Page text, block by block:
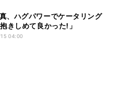
、ハグパワーでケータリング
きしめて良かった!」
04:00